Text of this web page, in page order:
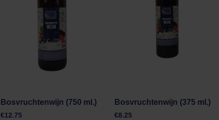
Bosvruchtenwijn (750 ml.)
€12.75
Bosvruchtenwijn (375 ml.)
€8.25